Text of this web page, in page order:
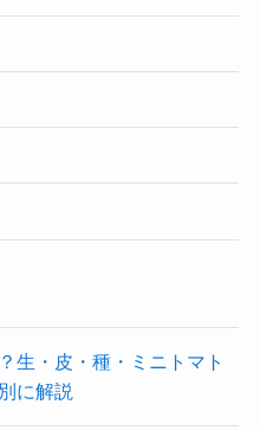
生・皮・種・ミニトマト
に解説